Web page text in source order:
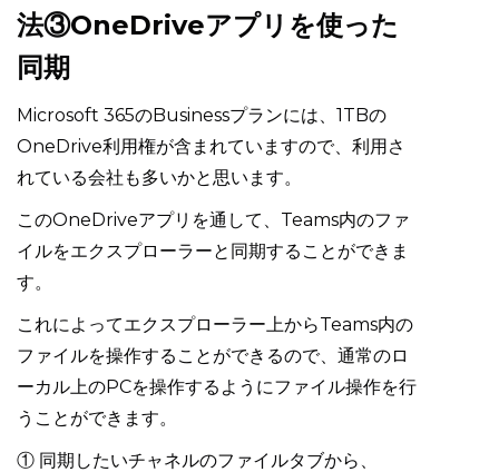
法③OneDriveアプリを使った
同期
Microsoft 365のBusinessプランには、1TBの
OneDrive利用権が含まれていますので、利用さ
れている会社も多いかと思います。
このOneDriveアプリを通して、Teams内のファ
イルをエクスプローラーと同期することができま
す。
これによってエクスプローラー上からTeams内の
ファイルを操作することができるので、通常のロ
ーカル上のPCを操作するようにファイル操作を行
うことができます。
① 同期したいチャネルのファイルタブから、